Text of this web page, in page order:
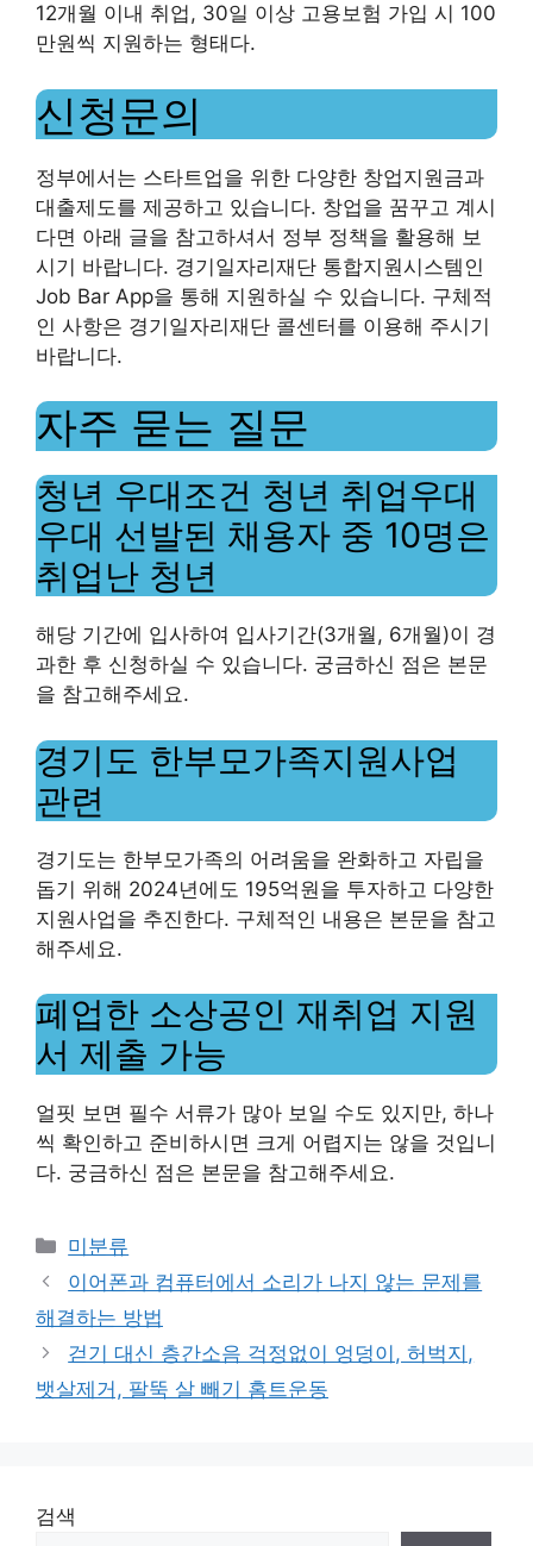
12개월 이내 취업, 30일 이상 고용보험 가입 시 100
만원씩 지원하는 형태다.
신청문의
정부에서는 스타트업을 위한 다양한 창업지원금과
대출제도를 제공하고 있습니다. 창업을 꿈꾸고 계시
다면 아래 글을 참고하셔서 정부 정책을 활용해 보
시기 바랍니다. 경기일자리재단 통합지원시스템인
Job Bar App을 통해 지원하실 수 있습니다. 구체적
인 사항은 경기일자리재단 콜센터를 이용해 주시기
바랍니다.
자주 묻는 질문
청년 우대조건 청년 취업우대
우대 선발된 채용자 중 10명은
취업난 청년
해당 기간에 입사하여 입사기간(3개월, 6개월)이 경
과한 후 신청하실 수 있습니다. 궁금하신 점은 본문
을 참고해주세요.
경기도 한부모가족지원사업
관련
경기도는 한부모가족의 어려움을 완화하고 자립을
돕기 위해 2024년에도 195억원을 투자하고 다양한
지원사업을 추진한다. 구체적인 내용은 본문을 참고
해주세요.
폐업한 소상공인 재취업 지원
서 제출 가능
얼핏 보면 필수 서류가 많아 보일 수도 있지만, 하나
씩 확인하고 준비하시면 크게 어렵지는 않을 것입니
다. 궁금하신 점은 본문을 참고해주세요.
Categories
미분류
이어폰과 컴퓨터에서 소리가 나지 않는 문제를
해결하는 방법
걷기 대신 층간소음 걱정없이 엉덩이, 허벅지,
뱃살제거, 팔뚝 살 빼기 홈트운동
검색